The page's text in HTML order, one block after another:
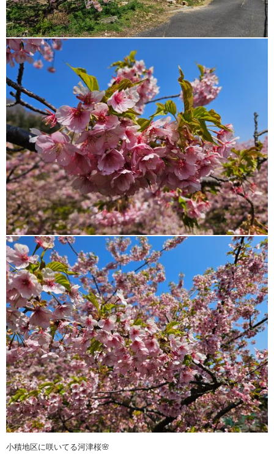
小積地区に咲いてる河津桜🌸